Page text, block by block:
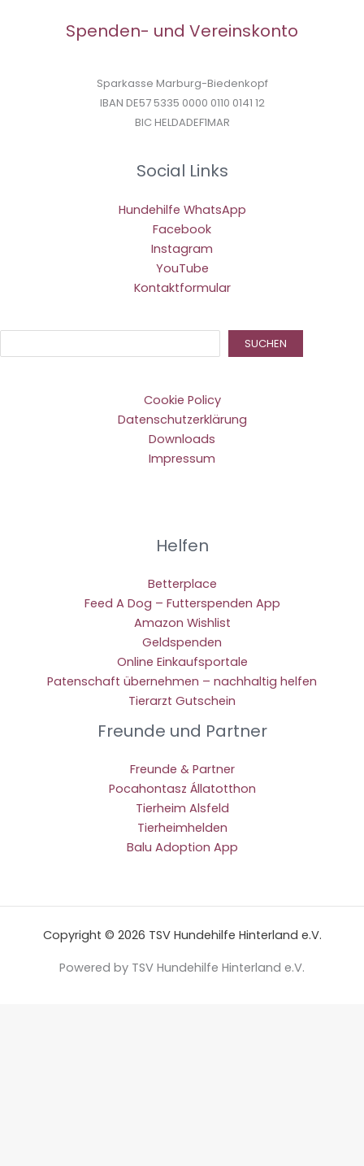
Spenden- und Vereinskonto
Sparkasse Marburg-Biedenkopf
IBAN DE57 5335 0000 0110 0141 12
BIC HELDADEF1MAR
Social Links
Hundehilfe WhatsApp
Facebook
Instagram
YouTube
Kontaktformular
SUCHEN
Cookie Policy
Datenschutzerklärung
Downloads
Impressum
Helfen
Betterplace
Feed A Dog – Futterspenden App
Amazon Wishlist
Geldspenden
Online Einkaufsportale
Patenschaft übernehmen – nachhaltig helfen
Tierarzt Gutschein
Freunde und Partner
Freunde & Partner
Pocahontasz Állatotthon
Tierheim Alsfeld
Tierheimhelden
Balu Adoption App
Copyright © 2026 TSV Hundehilfe Hinterland e.V.
Powered by TSV Hundehilfe Hinterland e.V.